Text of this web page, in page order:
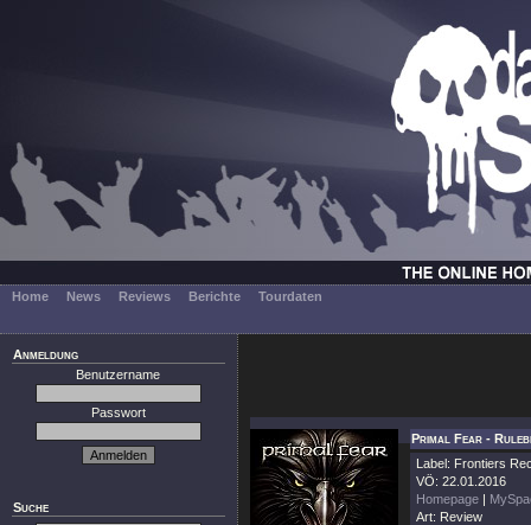
Home News Reviews Berichte Tourdaten
Anmeldung
Benutzername
Passwort
Suche
Primal Fear -
Label: Frontiers
VÖ: 22.01.2016
Homepage |
Art: Review